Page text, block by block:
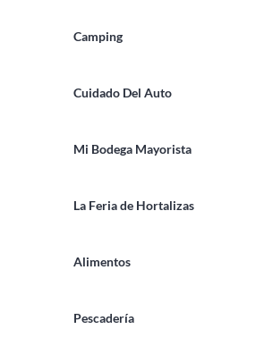
Camping
Cuidado Del Auto
Mi Bodega Mayorista
La Feria de Hortalizas
Alimentos
Pescadería